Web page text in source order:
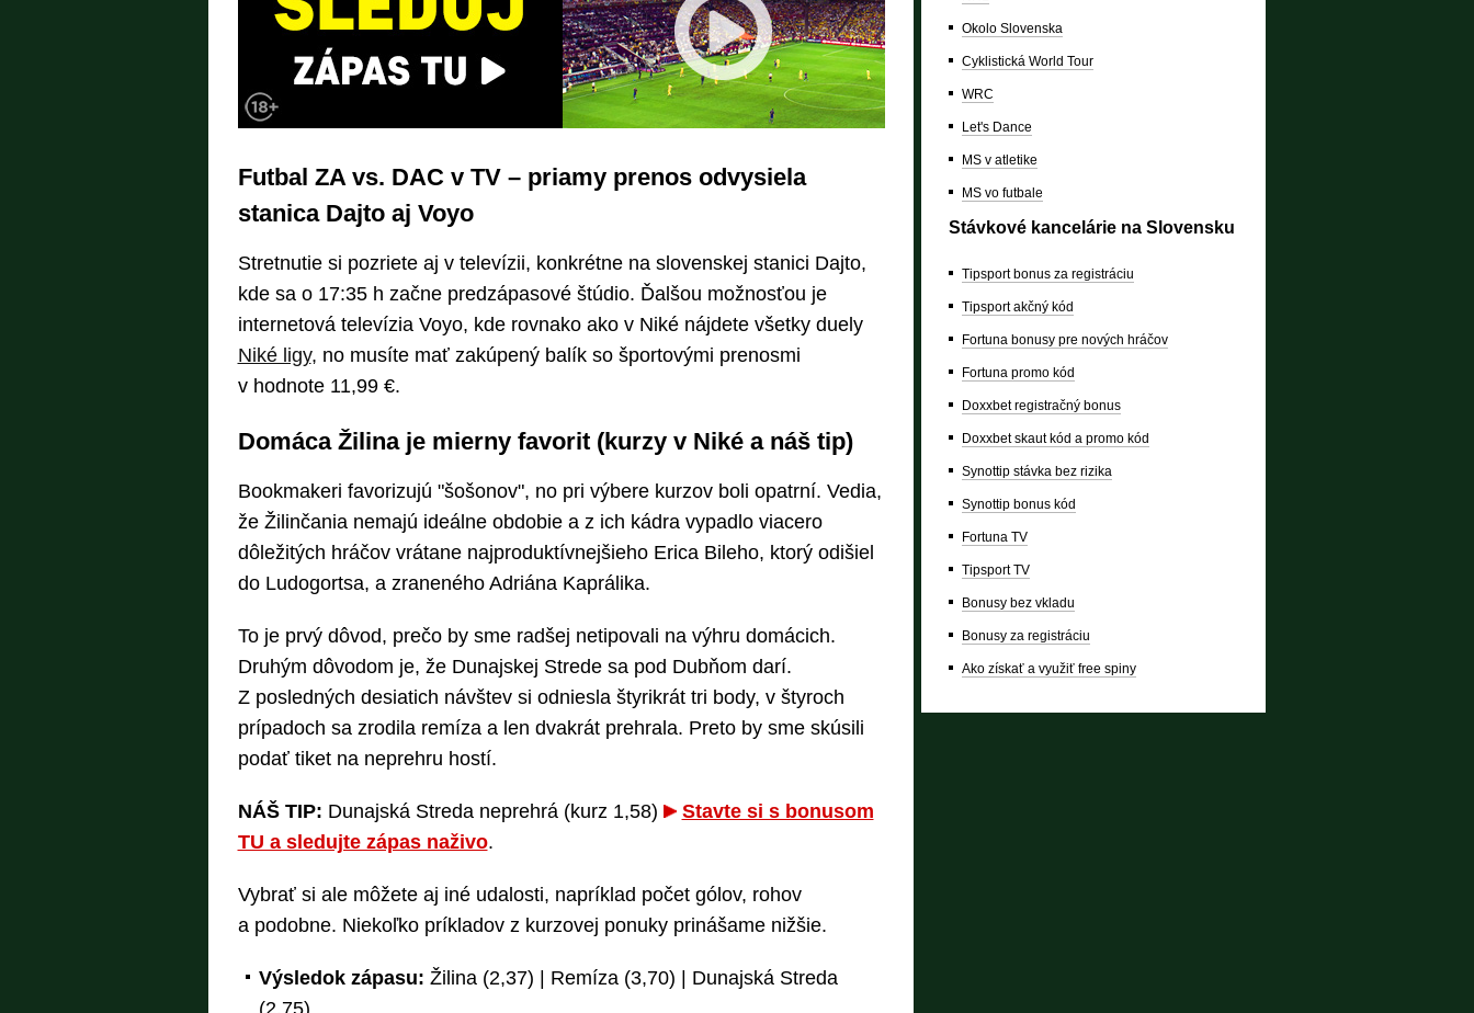
Futbal ZA vs. DAC v TV – priamy prenos odvysiela
stanica Dajto aj Voyo
Stretnutie si pozriete aj v televízii, konkrétne na slovenskej stanici Dajto,
kde sa o 17:35 h začne predzápasové štúdio. Ďalšou možnosťou je
internetová televízia Voyo, kde rovnako ako v Niké nájdete všetky duely
Niké ligy, no musíte mať zakúpený balík so športovými prenosmi
v hodnote 11,99 €.
Domáca Žilina je mierny favorit (kurzy v Niké a náš tip)
Bookmakeri favorizujú "šošonov", no pri výbere kurzov boli opatrní. Vedia,
že Žilinčania nemajú ideálne obdobie a z ich kádra vypadlo viacero
dôležitých hráčov vrátane najproduktívnejšieho Erica Bileho, ktorý odišiel
do Ludogortsa, a zraneného Adriána Kaprálika.
To je prvý dôvod, prečo by sme radšej netipovali na výhru domácich.
Druhým dôvodom je, že Dunajskej Strede sa pod Dubňom darí.
Z posledných desiatich návštev si odniesla štyrikrát tri body, v štyroch
prípadoch sa zrodila remíza a len dvakrát prehrala. Preto by sme skúsili
podať tiket na neprehru hostí.
NÁŠ TIP: Dunajská Streda neprehrá (kurz 1,58)
Stavte si s bonusom
TU a sledujte zápas naživo.
Vybrať si ale môžete aj iné udalosti, napríklad počet gólov, rohov
a podobne. Niekoľko príkladov z kurzovej ponuky prinášame nižšie.
Výsledok zápasu: Žilina (2,37) | Remíza (3,70) | Dunajská Streda
Okolo Slovenska
Cyklistická World Tour
WRC
Let's Dance
MS v atletike
MS vo futbale
Stávkové kancelárie na Slovensku
Tipsport bonus za registráciu
Tipsport akčný kód
Fortuna bonusy pre nových hráčov
Fortuna promo kód
Doxxbet registračný bonus
Doxxbet skaut kód a promo kód
Synottip stávka bez rizika
Synottip bonus kód
Fortuna TV
Tipsport TV
Bonusy bez vkladu
Bonusy za registráciu
Ako získať a využiť free spiny